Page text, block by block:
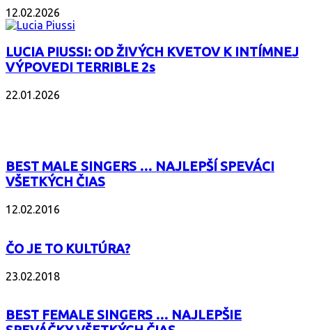
12.02.2026
LUCIA PIUSSI: OD ŽIVÝCH KVETOV K INTÍMNEJ
VÝPOVEDI TERRIBLE 2s
22.01.2026
BEST MALE SINGERS … NAJLEPŠÍ SPEVÁCI
VŠETKÝCH ČIAS
12.02.2016
ČO JE TO KULTÚRA?
23.02.2018
BEST FEMALE SINGERS … NAJLEPŠIE